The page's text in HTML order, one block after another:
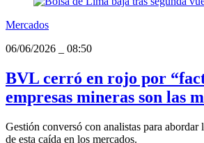
Mercados
06/06/2026
08:50
BVL cerró en rojo por
empresas mineras son las
Gestión conversó con analistas para abordar
de esta caída en los mercados.